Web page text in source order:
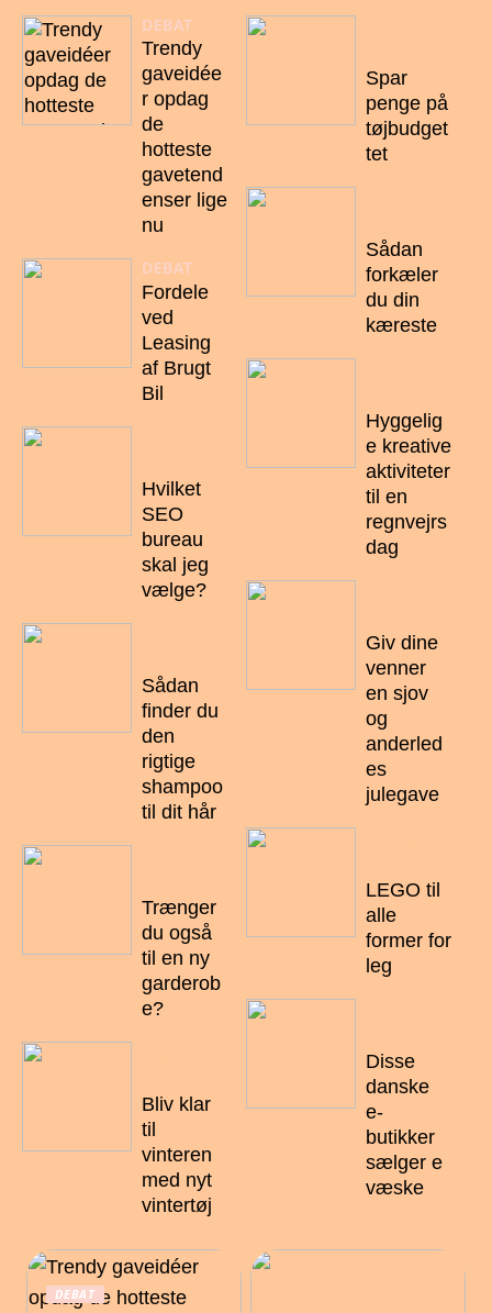
DEBAT
Trendy
gaveidée
r opdag
de
hotteste
gavetend
enser lige
nu
DEBAT
Fordele
ved
Leasing
af Brugt
Bil
Hvilket
SEO
bureau
skal jeg
vælge?
Sådan
finder du
den
rigtige
shampoo
til dit hår
Trænger
du også
til en ny
garderob
e?
Bliv klar
til
vinteren
med nyt
vintertøj
Spar
penge på
tøjbudget
tet
Sådan
forkæler
du din
kæreste
Hyggelig
e kreative
aktiviteter
til en
regnvejrs
dag
Giv dine
venner
en sjov
og
anderled
es
julegave
LEGO til
alle
former for
leg
Disse
danske
e-
butikker
sælger e
væske
DEBAT